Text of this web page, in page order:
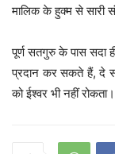
मालिक के हुक्म से सारी
पूर्ण सतगुरु के पास सदा
प्रदान कर सकते हैं, दे
को ईश्वर भी नहीं